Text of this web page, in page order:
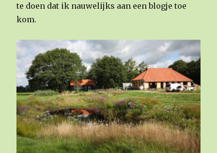
te doen dat ik nauwelijks aan een blogje toe
kom.